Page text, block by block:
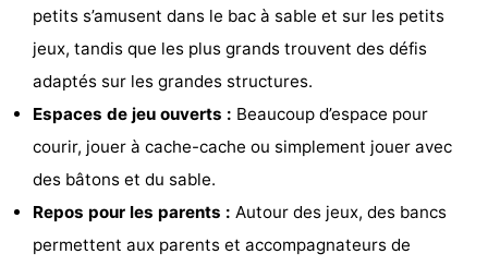
vue
Croisières
Terrains
jeux
Nature
Visites
guidées
Sports
petits s’amusent dans le bac à sable et sur les petits
jeux, tandis que les plus grands trouvent des défis
adaptés sur les grandes structures.
Espaces de jeu ouverts : Beaucoup d’espace pour
courir, jouer à cache-cache ou simplement jouer avec
des bâtons et du sable.
Repos pour les parents : Autour des jeux, des bancs
permettent aux parents et accompagnateurs de